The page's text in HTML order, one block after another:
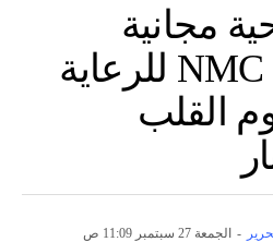
مجانية
تجريها شركة NMC للرعاية
القلب
- الجمعة 27 سبتمبر 11:09 ص